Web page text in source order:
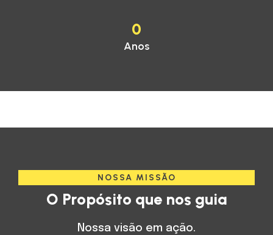
Anos
0
NOSSA MISSÃO
O Propósito que nos guia
Nossa visão em ação.